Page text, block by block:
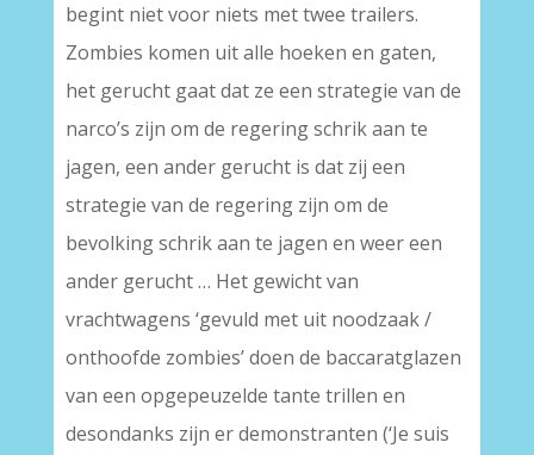
begint niet voor niets met twee trailers.
Zombies komen uit alle hoeken en gaten,
het gerucht gaat dat ze een strategie van de
narco’s zijn om de regering schrik aan te
jagen, een ander gerucht is dat zij een
strategie van de regering zijn om de
bevolking schrik aan te jagen en weer een
ander gerucht … Het gewicht van
vrachtwagens ‘gevuld met uit noodzaak /
onthoofde zombies’ doen de baccaratglazen
van een opgepeuzelde tante trillen en
desondanks zijn er demonstranten (‘Je suis